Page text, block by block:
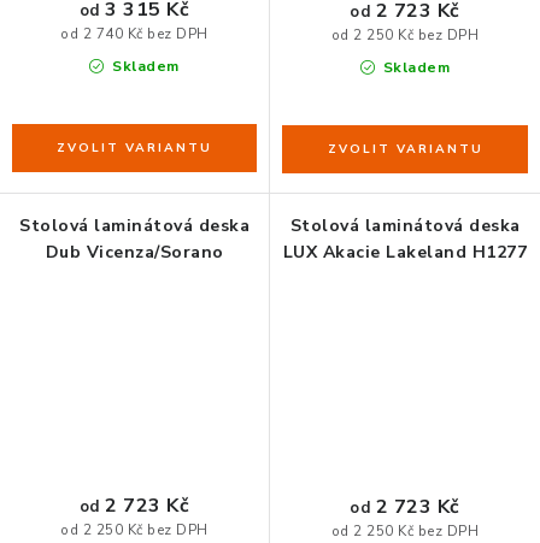
Skladem
od 2 740 Kč bez DPH
od 3 315 Kč
Skladem
od 2 250 Kč bez DPH
od 2 723 Kč
Stolová laminátová deska
Dub Vicenza/Sorano
od 2 250 Kč bez DPH
od 2 723 Kč
Stolová laminátová deska
LUX Akacie Lakeland H1277
od 2 250 Kč bez DPH
od 2 723 Kč